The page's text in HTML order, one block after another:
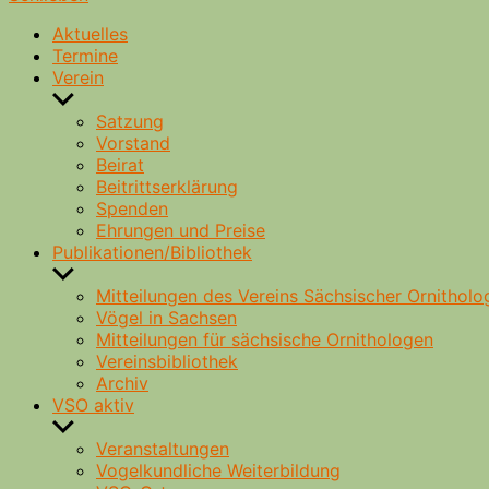
Aktuelles
Termine
Verein
Untermenü
anzeigenSatzung
Vorstand
Beirat
Beitrittserklärung
Spenden
Ehrungen und Preise
Publikationen/Bibliothek
Untermenü
anzeigenMitteilungen des Vereins Sächsischer
Vögel in Sachsen
Mitteilungen für sächsische Ornithologen
Vereinsbibliothek
Archiv
VSO aktiv
Untermenü
anzeigenVeranstaltungen
Vogelkundliche Weiterbildung